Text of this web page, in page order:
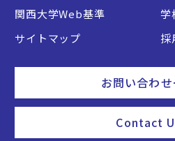
関西大学Web基準
学
サイトマップ
採
お問い合わ
Contact